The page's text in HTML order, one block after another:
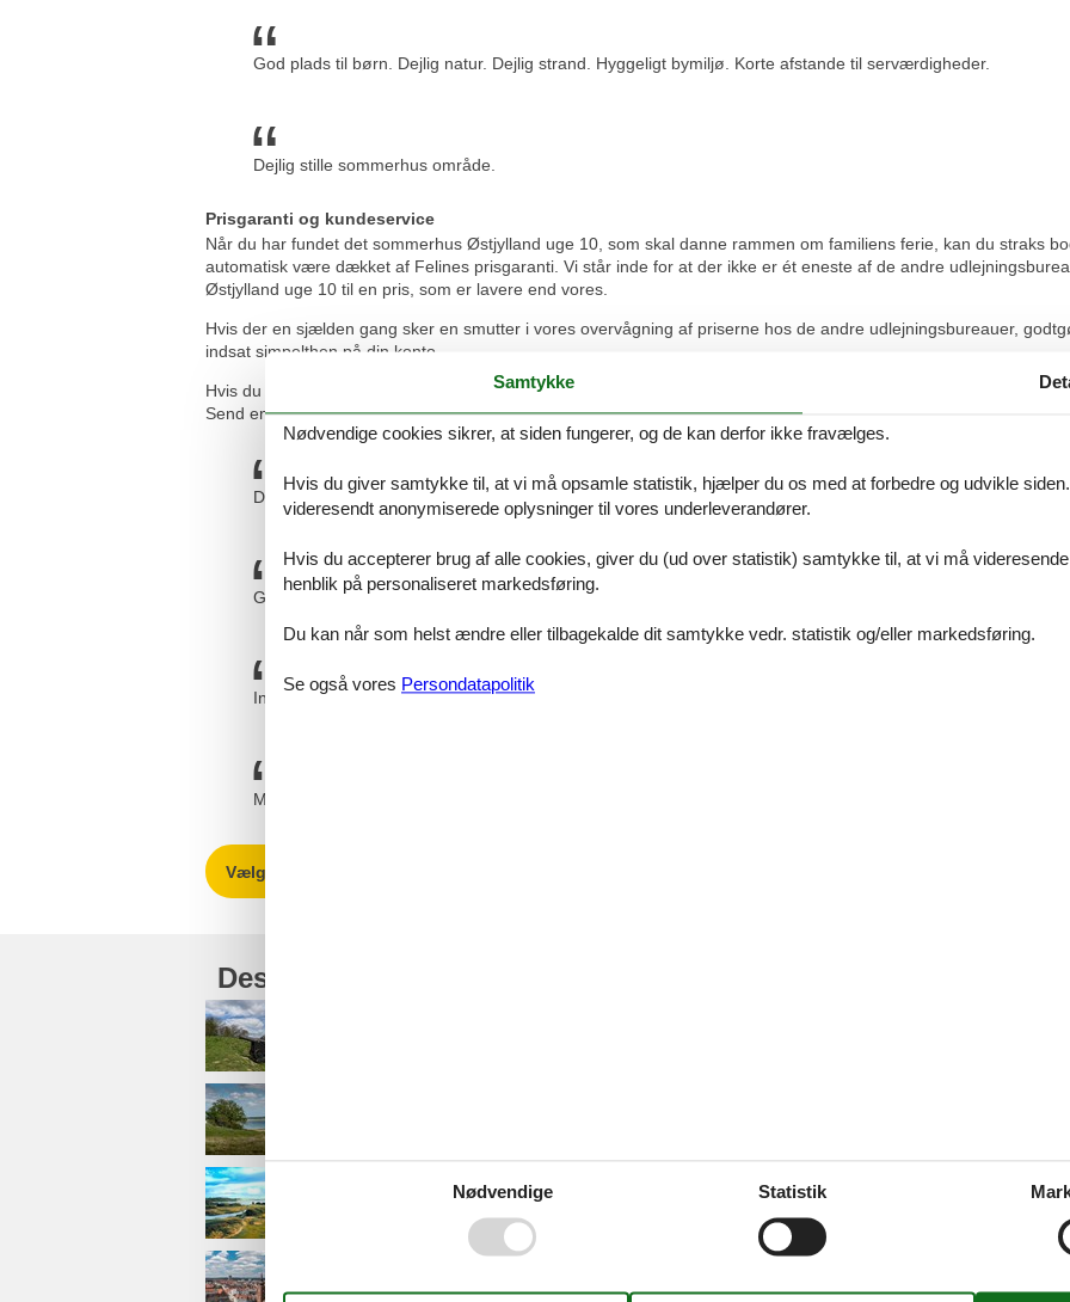
God plads til børn. Dejlig natur. Dejlig strand. Hyggeligt bymiljø. Korte afstande til serværdigheder.
Dejlig stille sommerhus område.
Prisgaranti og kundeservice
Når du har fundet det sommerhus Østjylland uge 10, som skal danne rammen om familiens ferie, kan du straks
automatisk være dækket af Felines prisgaranti. Vi står inde for at der ikke er ét eneste af de andre
Østjylland uge 10 til en pris, som er lavere end vores.
Hvis der en sjælden gang sker en smutter i vores overvågning af priserne hos de andre udlejningsbureauer,
indsat simpelthen på din konto.
Hvis du har spørgsmål eller særlige ønsker i forbindelse med din søgning efter et sommerhus Østjylland uge 10,
Send en mail til info@feline.dk eller ring på 8724 2251.
De er bare OK. Nemt, hurtigt og god service.
God nem og billig booking. Nemt at bestille og det billigste.
Ingen problemer, man bliver guidet godt igennem det hele.
Meget hurtig ekspedition og venlig tone i både tale og e-mail.
Vælg mellem 2.717 sommerhuse
Destinationer under Østjylland
Mariager Fjord
Samtykke
Nødvendige cookies sikrer, at siden fungerer, og de kan derfor ikke fravælges.
Hvis du giver samtykke til, at vi må opsamle statistik, hjælper du os med at forbedre og udvikle
videresendt anonymiserede oplysninger til vores underleverandører.
Hvis du accepterer brug af alle cookies, giver du (ud over statistik) samtykke til, at vi må
henblik på personaliseret markedsføring.
Du kan når som helst ændre eller tilbagekalde dit samtykke vedr. statistik og/eller markedsføring.
Se også vores Persondatapolitik
Nødvendige Statistik